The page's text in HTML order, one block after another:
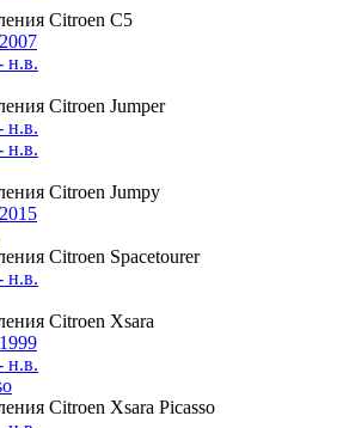
Citroen C5
н.в.
Citroen Jumper
н.в.
н.в.
Citroen Jumpy
Citroen Spacetourer
н.в.
Citroen Xsara
н.в.
Citroen Xsara Picasso